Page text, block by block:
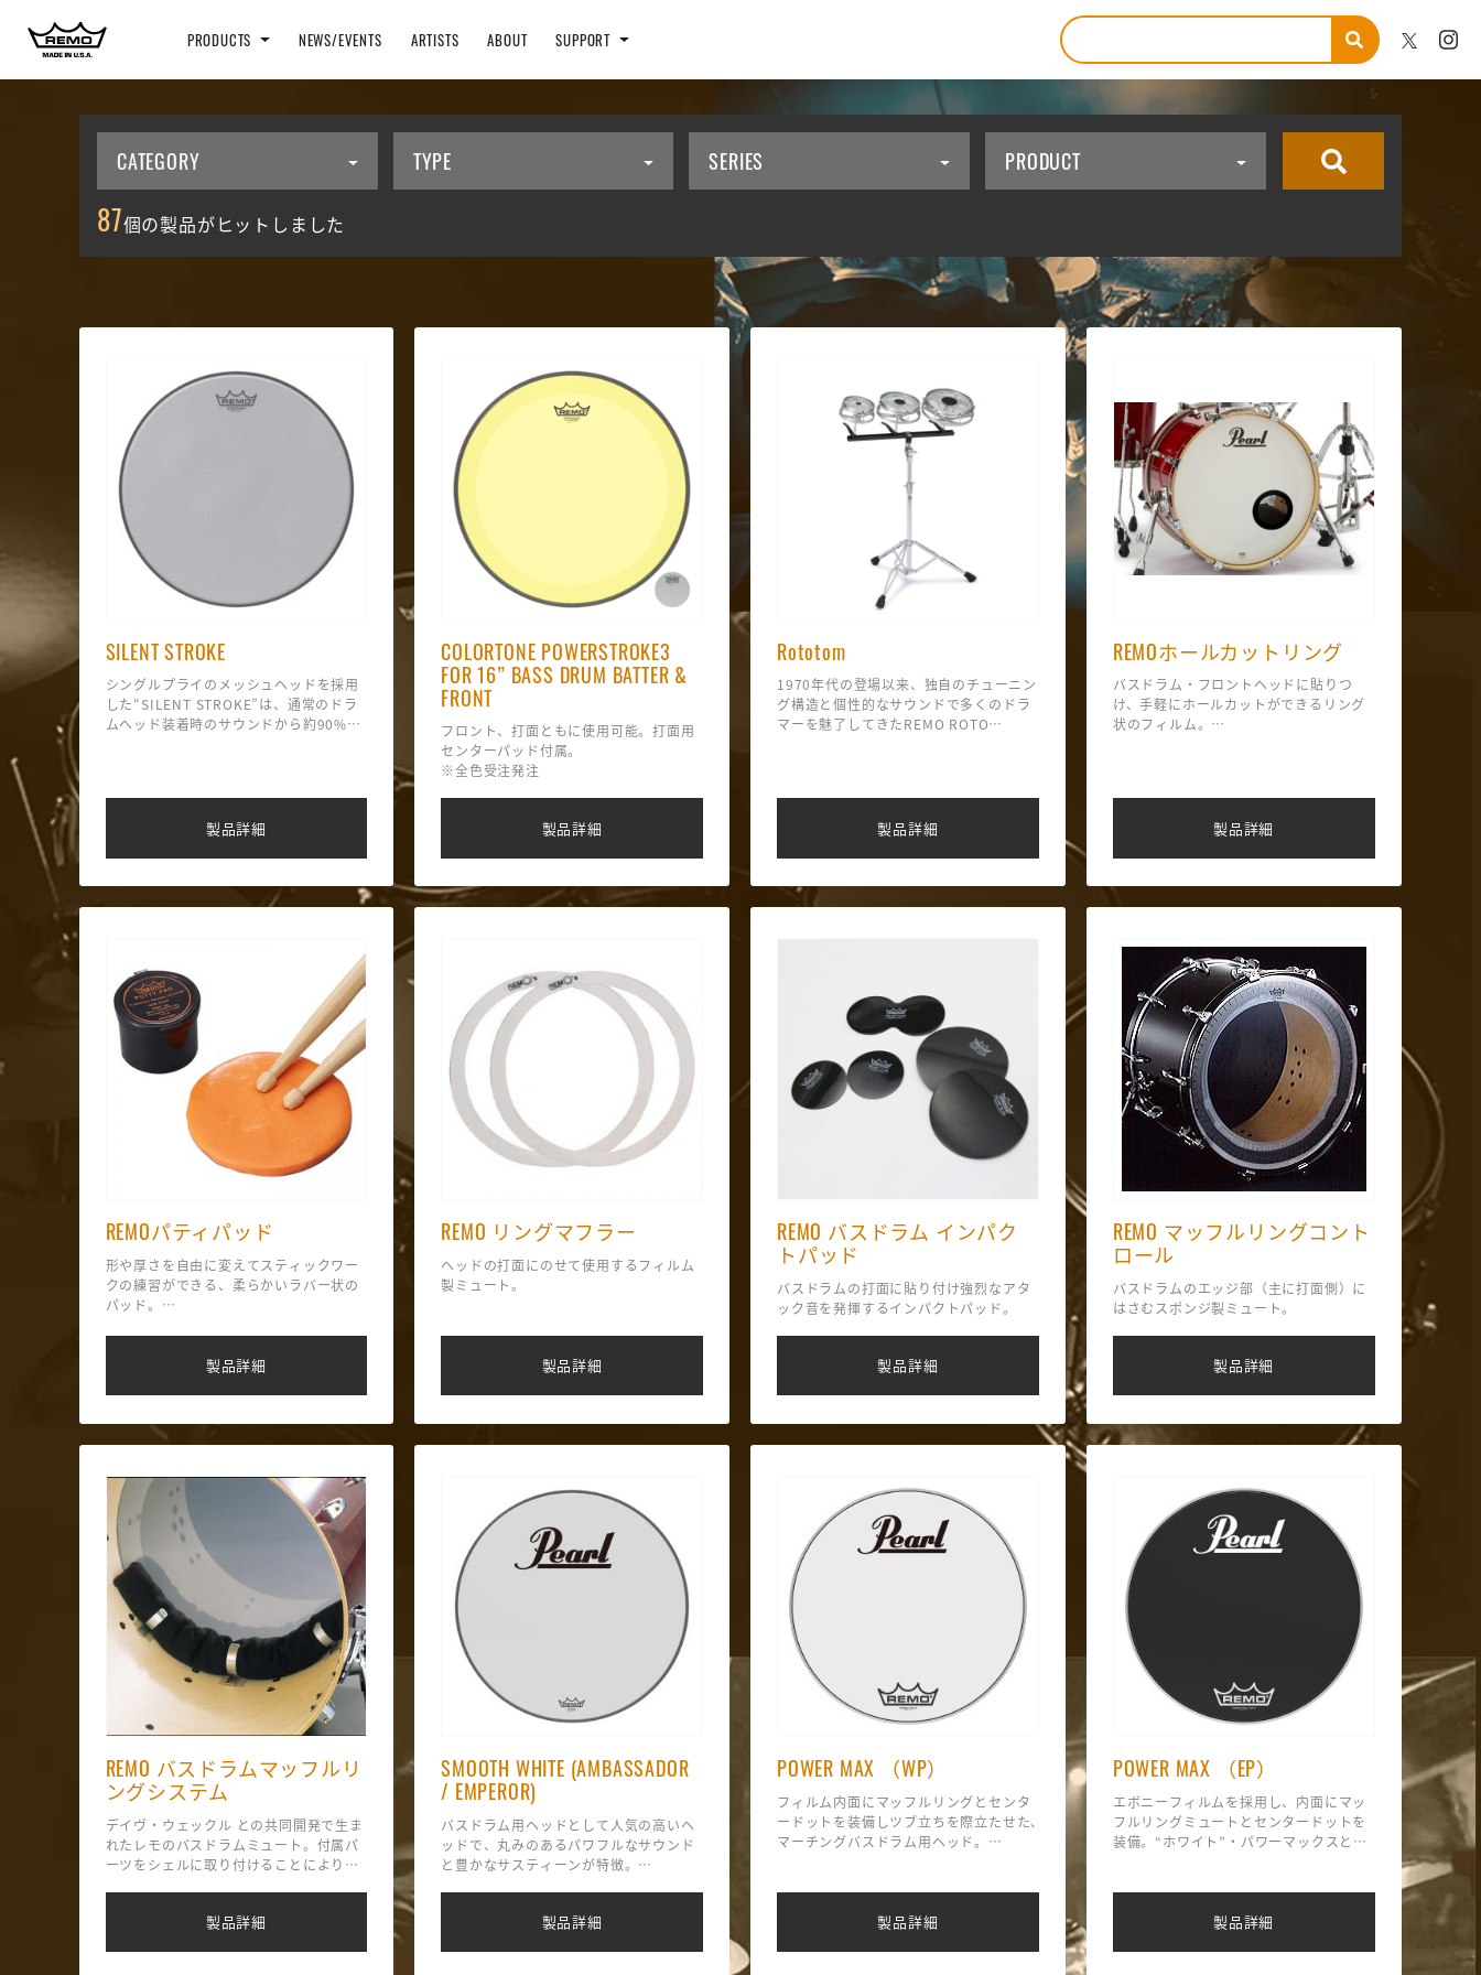
PRODUCTS NEWS/EVENTS ARTISTS ABOUT SUPPORT
CATEGORY TYPE SERIES PRODUCT
87個の製品がヒットしました
SILENT STROKE
シングルプライのメッシュヘッドを採用
した“SILENT STROKE”は、通常のドラ
ムヘッド装着時のサウンドから約90%ボ
るシチュエーション時に“SILENT
STROKE”に付け替えれば、力加減を気に
能。
【フルショット時】
一般的なドラムヘッド
【サイレントストローク装着時】
=〜約80デシベル(目覚まし時計の音量に
製品詳細
COLORTONE POWERSTROKE3
FOR 16” BASS DRUM BATTER &
FRONT
フロント、打面ともに使用可能。打面用
センターパッド付属。
※全色受注発注
製品詳細
Rototom
1970年代の登場以来、独自のチューニン
グ構造と個性的なサウンドで多くのドラ
マーを魅了してきたREMO ROTO
ラインナップいたします。
チューニングキー不要でピッチ調整が可
の音楽シーンにマッチする仕様へと再設
計。ライブ、レコーディング、教育現場
など、 あらゆるシーンで再びその存在感
製品詳細
REMOホールカットリング
バスドラム・フロントヘッドに貼りつ
け、手軽にホールカットができるリング
状のフィルム。
製品詳細
REMOパティパッド
形や厚さを自由に変えてスティックワー
クの練習ができる、柔らかいラバー状の
パッド。
製品詳細
REMO リングマフラー
ヘッドの打面にのせて使用するフィルム
製ミュート。
製品詳細
REMO バスドラム インパク
トパッド
バスドラムの打面に貼り付け強烈なアタ
ック音を発揮するインパクトパッド。
製品詳細
REMO マッフルリングコント
ロール
バスドラムのエッジ部（主に打面側）に
はさむスポンジ製ミュート。
製品詳細
REMO バスドラムマッフルリ
ングシステム
デイヴ・ウェックル との共同開発で生ま
れたレモのバスドラムミュート。付属パ
ーツをシェルに取り付けることにより、
製品詳細
SMOOTH WHITE (AMBASSADOR
/ EMPEROR)
バスドラム用ヘッドとして人気の高いヘ
ッドで、丸みのあるパワフルなサウンド
と豊かなサスティーンが特徴。
サダーは薄め（1プライ）のフィルムで
製品詳細
POWER MAX （WP）
フィルム内面にマッフルリングとセンタ
ードットを装備しツブ立ちを際立たせた､
マーチングバスドラム用ヘッド。
製品詳細
POWER MAX （EP）
エボニーフィルムを採用し、内面にマッ
フルリングミュートとセンタードットを
装備。“ホワイト”・パワーマックスと比
製品詳細